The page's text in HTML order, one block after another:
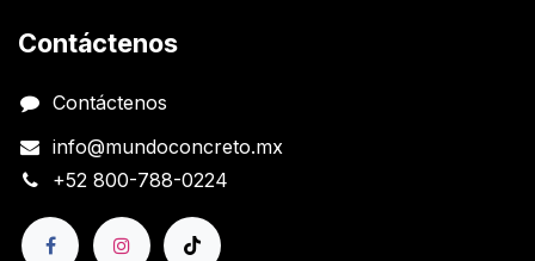
Contáctenos
Contáctenos
info@mundoconcreto.mx
+52 800-788-0224